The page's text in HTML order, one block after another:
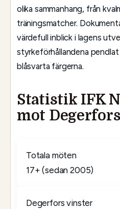
olika sammanhang, från
träningsmatcher.
värdefull inblick i lagens
styrkeförhållandena
blåsvarta färgerna.
Statistik IFK
mot
Totala möten
17+ (sedan 2005)
Degerfors vinster